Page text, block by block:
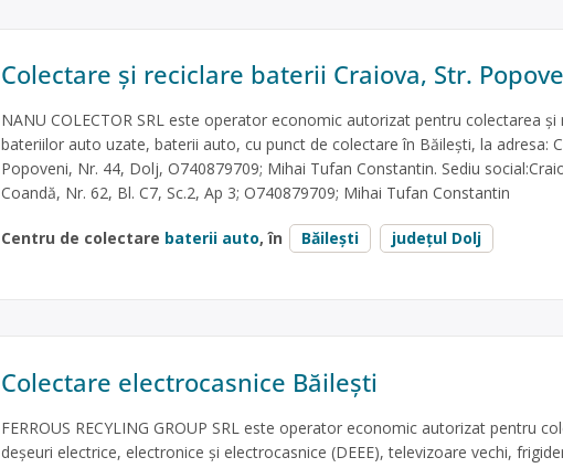
Colectare și reciclare baterii Craiova, Str.
NANU COLECTOR SRL este operator economic autorizat pentru colectarea și
bateriilor auto uzate, baterii auto, cu punct de colectare în Băilești, la adresa:
Popoveni, Nr. 44, Dolj, O740879709; Mihai Tufan Constantin. Sediu
Coandă, Nr. 62, Bl. C7, Sc.2, Ap 3; O740879709; Mihai Tufan Constantin
Centru de colectare baterii auto, în Băilești județul Dolj
Colectare electrocasnice Băilești
FERROUS RECYLING GROUP SRL este operator economic autorizat pentru
deșeuri electrice, electronice și electrocasnice (DEEE), televizoare vechi,